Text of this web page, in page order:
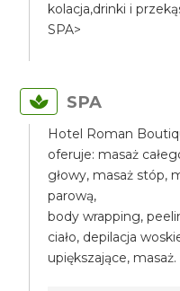
kolacja,drinki i
SPA>
SPA
Hotel Roman
oferuje: masaż
głowy, masaż stóp,
parową,
body wrapping,
ciało, depilacja
upiększające, masaż.